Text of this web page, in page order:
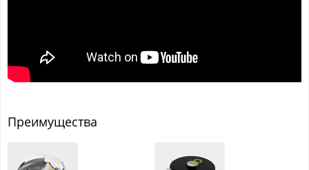
Преимущества